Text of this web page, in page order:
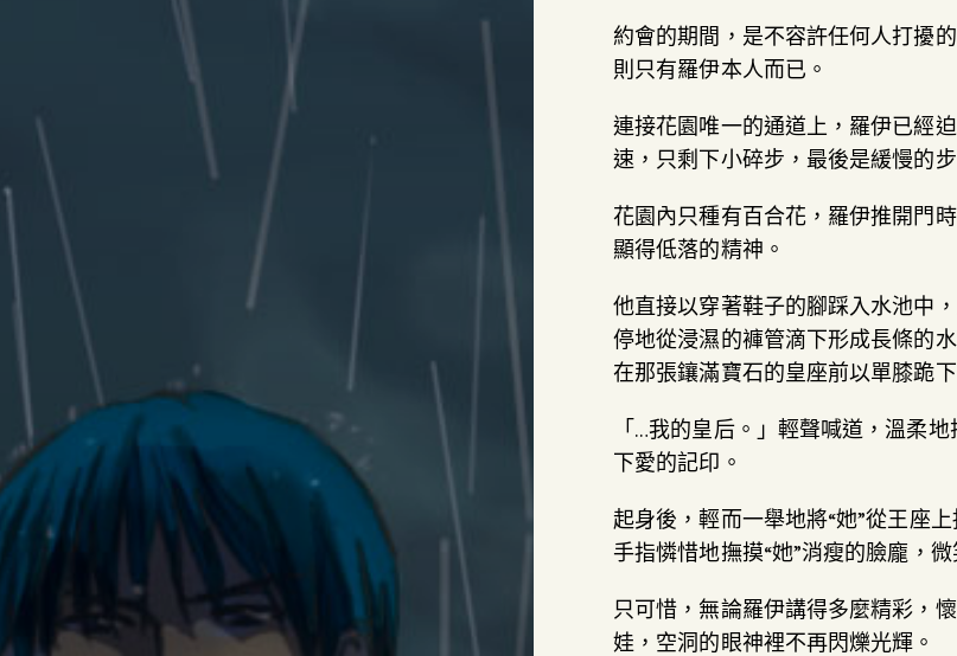
約會的期間，是不容許任何人打擾
則只有羅伊本人而已。
連接花園唯一的通道上，羅伊已經
速，只剩下小碎步，最後是緩慢的步
花園內只種有百合花，羅伊推開門
顯得低落的精神。
他直接以穿著鞋子的腳踩入水池中
停地從浸濕的褲管滴下形成長條的
在那張鑲滿寶石的皇座前以單膝跪
「…我的皇后。」輕聲喊道，溫柔
下愛的記印。
起身後，輕而一舉地將“她”從王座
手指憐惜地撫摸“她”消瘦的臉龐，微
只可惜，無論羅伊講得多麼精彩，
娃，空洞的眼神裡不再閃爍光輝。